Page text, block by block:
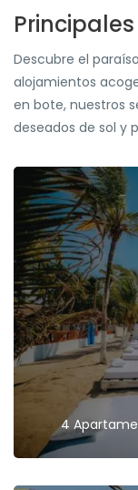
Descubre el
alojamientos
en bote, nuestros
deseados de sol y
4